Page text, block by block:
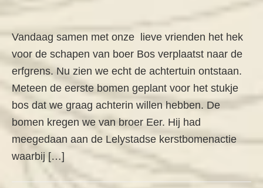
Vandaag samen met onze lieve vrienden het hek
voor de schapen van boer Bos verplaatst naar de
erfgrens. Nu zien we echt de achtertuin ontstaan.
Meteen de eerste bomen geplant voor het stukje
bos dat we graag achterin willen hebben. De
bomen kregen we van broer Eer. Hij had
meegedaan aan de Lelystadse kerstbomenactie
waarbij […]